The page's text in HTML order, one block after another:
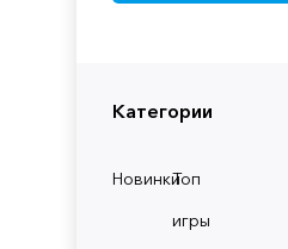
Категории
НовинкиТоп
игры